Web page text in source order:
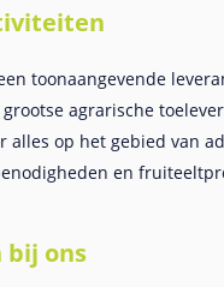
toonaangevende
grootse agrarische
alles op het gebied van
en
bij ons